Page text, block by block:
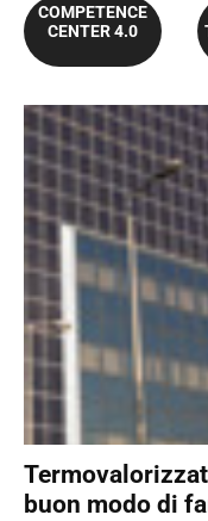
COMPETENCE
CENTER 4.0
buon modo di